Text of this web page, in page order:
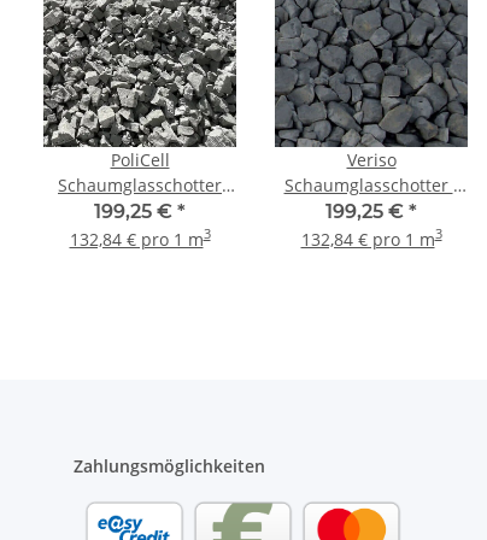
PoliCell
Schaumglasschotter
NORM - 1,5m³ Big Bag
199,25 € *
132,84 € pro 1 m3
Veriso
Schaumglasschotter -
1,5 m³ Big Bag
199,25 € *
132,84 € pro 1 m3
Zahlungsmöglichkeiten